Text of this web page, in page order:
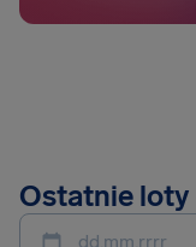
Ostatnie loty
dd.mm.rrrr